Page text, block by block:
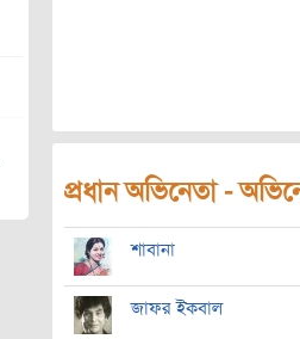
প্রধান অভিনেতা -
শাবানা
জাফর ইকবাল